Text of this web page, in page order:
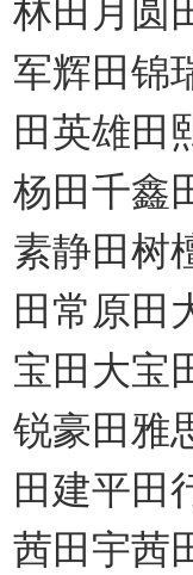
军辉田锦
田英雄田
杨田千鑫
素静田树
田常原田
宝田大宝
锐豪田雅
田建平田
茜田宇茜